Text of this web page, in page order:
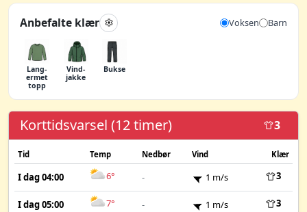
Anbefalte klær Voksen Barn
Lang­
ermet
topp
Vind­
jakke
Bukse
Korttidsvarsel (12 timer) 3
Tid Temp Nedbør Vind Klær
I dag 04:00 6° - 1 m/s 3
I dag 05:00 7° - 1 m/s 3